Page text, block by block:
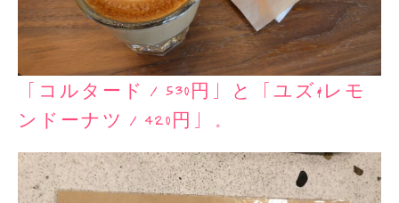
「コルタード／530円」と「ユズ&レモ
ンドーナツ／420円」。